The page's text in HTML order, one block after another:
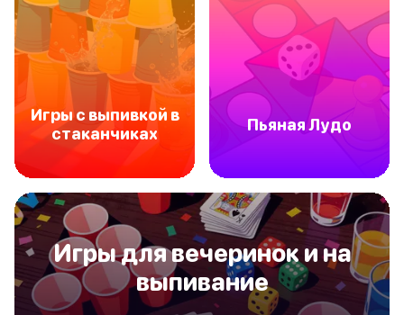
Игры с выпивкой в
стаканчиках
Пьяная Лудо
Игры для вечеринок и на
выпивание